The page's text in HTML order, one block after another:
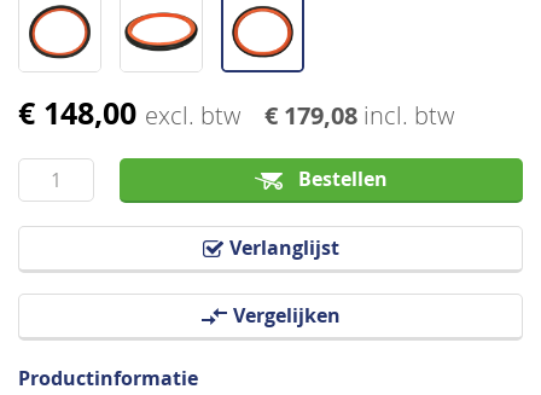
€ 148,00 excl. btw € 179,08 incl. btw
Bestellen
Verlanglijst
Vergelijken
Ga
het
begin
van
Productinformatie